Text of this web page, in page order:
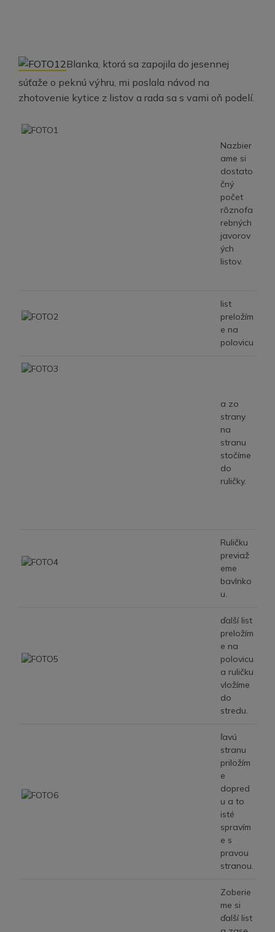
Blanka, ktorá sa zapojila do jesennej
súťaže o peknú výhru, mi poslala návod na
zhotovenie kytice z listov a rada sa s vami oň podelí.
Nazbier
ame si
dostato
čný
počet
rôznofa
rebných
javorov
ých
listov.
list
preložím
e na
polovicu
a zo
strany
na
stranu
stočíme
do
ruličky.
Ruličku
previaž
eme
bavlnko
u.
ďalší list
preložím
e na
polovicu
a ruličku
vložíme
do
stredu.
ľavú
stranu
priložím
e
dopred
u a to
isté
spravím
e s
pravou
stranou.
Zoberie
me si
ďalší list